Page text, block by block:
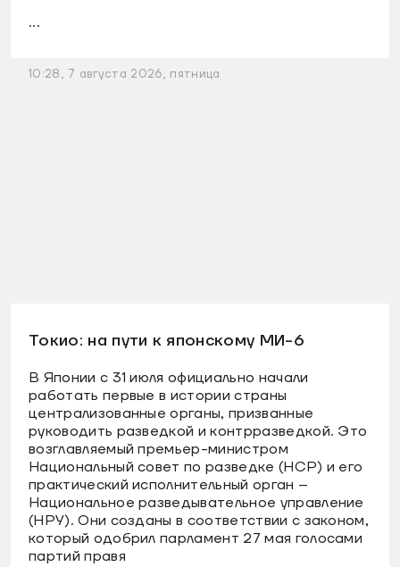
...
10:28, 7 августа 2026, пятница
Токио: на пути к японскому МИ-6
В Японии с 31 июля официально начали
работать первые в истории страны
централизованные органы, призванные
руководить разведкой и контрразведкой. Это
возглавляемый премьер-министром
Национальный совет по разведке (НСР) и его
практический исполнительный орган –
Национальное разведывательное управление
(НРУ). Они созданы в соответствии с законом,
который одобрил парламент 27 мая голосами
партий правя